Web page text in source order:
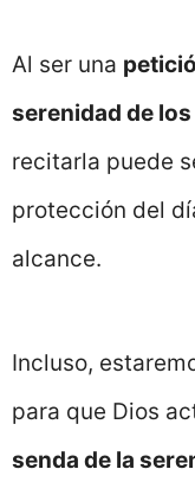
Al ser una
serenidad de
recitarla puede
protección del
alcance.
Incluso,
para que Dios
senda de la